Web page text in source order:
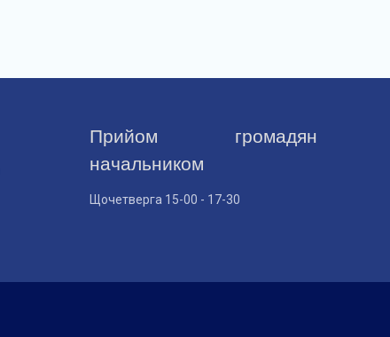
Прийом громадян
начальником
Щочетверга 15-00 - 17-30